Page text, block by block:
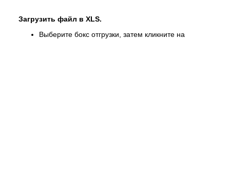
Загрузить файл в XLS.
Выберите бокс отгрузки, затем кликните на